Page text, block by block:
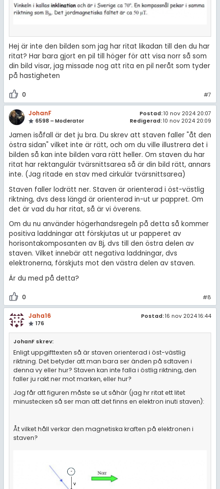
Hej är inte den bilden som jag har ritat likadan till den du har
ritat? Har bara gjort en pil till höger för att visa norr så som
din bild visar, jag missade nog att rita en pil neråt som tyder
på hastigheten
0 #7
JohanF
6598 – Moderator
Postad:10 nov 2024 20:07
Redigerad:10 nov 2024 20:09
Jamen isåfall är det ju bra. Du skrev att staven faller "åt den
östra sidan" vilket inte är rätt, och om du ville illustrera det i
bilden så kan inte bilden vara rätt heller. Om staven du har
ritat har rektangulär tvärsnittsarea så är din bild rätt, annars
inte. (Jag ritade en stav med cirkulär tvärsnittsarea)
Staven faller lodrätt ner. Staven är orienterad i öst-västlig
riktning, dvs dess längd är orienterad in-ut ur pappret. Om
det är vad du har ritat, så är vi överens.
Om du nu använder högerhandsregeln på detta så kommer
positiva laddningar att förskjutas ut ur papperet av
horisontakomposanten av Bj, dvs till den östra delen av
staven. Vilket innebär att negativa laddningar, dvs
elektronerna, förskjuts mot den västra delen av staven.
Är du med på detta?
0 #8
Jaha16
176
Postad:16 nov 2024 16:44
JohanF skrev:
Enligt uppgifttexten så är staven orienterad i öst-västlig
riktning. Det betyder att man bara ser änden på sdtaven i
denna vy eller hur? Staven kan inte falla i östlig riktning, den
faller ju rakt ner mot marken, eller hur?
Jag får att figuren måste se ut såhär (jag hr ritat ett litet
minustecken så ser man att det finns en elektron inuti staven):
Åt vilket håll verkar den magnetiska kraften på elektronen i
staven?